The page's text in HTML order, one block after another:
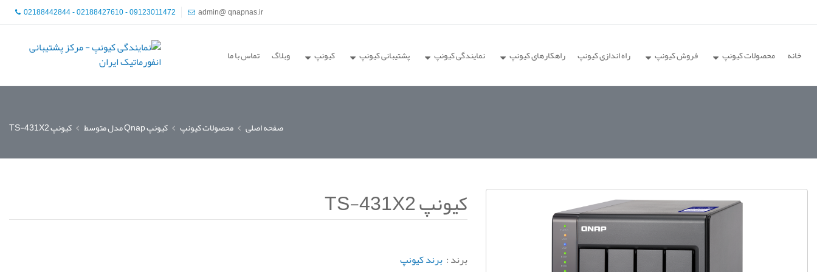
02188442844 - 02188427610 - 09123011472 admin@ qnapnas.ir
خانه محصولات کیونپ فروش کیونپ راه اندازی کیونپ راهکارهای کیونپ نمایندگی کیونپ پشتیبانی کیونپ کیونپ وبلاگ تماس با ما
صفحه اصلی محصولات کیونپ کیونپ Qnap مدل متوسط کیونپ TS-431X2
کیونپ TS-431X2
برند : برند کیونپ